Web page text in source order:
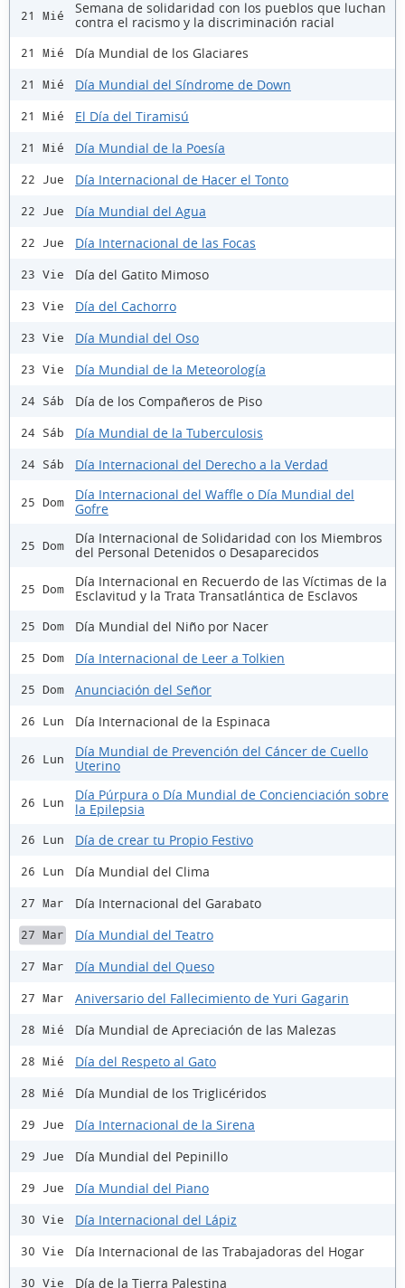
21 Mié
Semana de solidaridad con los pueblos que luchan
contra el racismo y la discriminación racial
21 Mié Día Mundial de los Glaciares
21 Mié Día Mundial del Síndrome de Down
21 Mié El Día del Tiramisú
21 Mié Día Mundial de la Poesía
22 Jue Día Internacional de Hacer el Tonto
22 Jue Día Mundial del Agua
22 Jue Día Internacional de las Focas
23 Vie Día del Gatito Mimoso
23 Vie Día del Cachorro
23 Vie Día Mundial del Oso
23 Vie Día Mundial de la Meteorología
24 Sáb Día de los Compañeros de Piso
24 Sáb Día Mundial de la Tuberculosis
24 Sáb Día Internacional del Derecho a la Verdad
25 Dom
Día Internacional del Waffle o Día Mundial del
Gofre
25 Dom
Día Internacional de Solidaridad con los Miembros
del Personal Detenidos o Desaparecidos
25 Dom
Día Internacional en Recuerdo de las Víctimas de la
Esclavitud y la Trata Transatlántica de Esclavos
25 Dom Día Mundial del Niño por Nacer
25 Dom Día Internacional de Leer a Tolkien
25 Dom Anunciación del Señor
26 Lun Día Internacional de la Espinaca
26 Lun
Día Mundial de Prevención del Cáncer de Cuello
Uterino
26 Lun
Día Púrpura o Día Mundial de Concienciación sobre
la Epilepsia
26 Lun Día de crear tu Propio Festivo
26 Lun Día Mundial del Clima
27 Mar Día Internacional del Garabato
27 Mar Día Mundial del Teatro
27 Mar Día Mundial del Queso
27 Mar Aniversario del Fallecimiento de Yuri Gagarin
28 Mié Día Mundial de Apreciación de las Malezas
28 Mié Día del Respeto al Gato
28 Mié Día Mundial de los Triglicéridos
29 Jue Día Internacional de la Sirena
29 Jue Día Mundial del Pepinillo
29 Jue Día Mundial del Piano
30 Vie Día Internacional del Lápiz
30 Vie Día Internacional de las Trabajadoras del Hogar
30 Vie Día de la Tierra Palestina